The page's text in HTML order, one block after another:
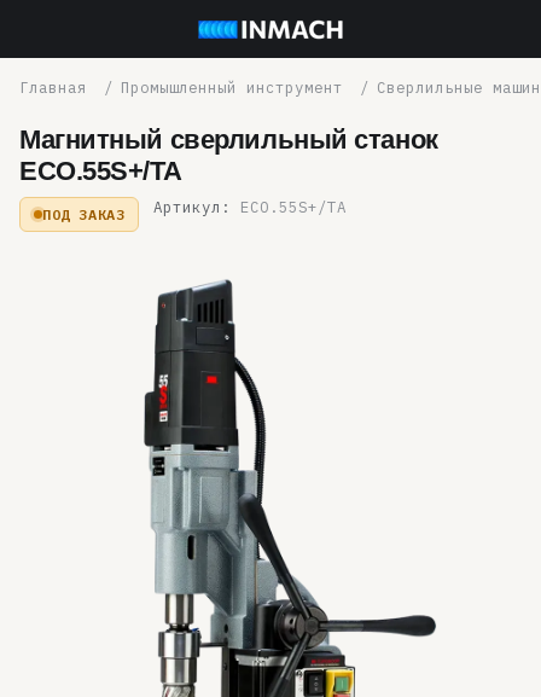
Промышленный инструмент Сверлильные
Магнитный сверлильный станок
ECO.55S+/TA
ПОД ЗАКАЗ Артикул: ECO.55S+/TA